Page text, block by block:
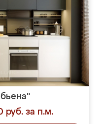
руб. за п.м.